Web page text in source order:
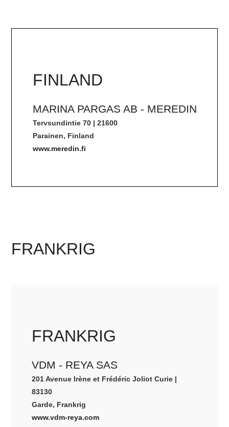
FINLAND
MARINA PARGAS AB - MEREDIN
Tervsundintie 70 | 21600
Parainen, Finland
www.meredin.fi
FRANKRIG
FRANKRIG
VDM - REYA SAS
201 Avenue Irène et Frédéric Joliot Curie |
83130
Garde, Frankrig
www.vdm-reya.com